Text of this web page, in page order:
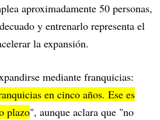
aproximadamente 50 personas,
y entrenarlo representa el
la expansión.
mediante franquicias:
en cinco años. Ese es
plazo", aunque aclara que "no